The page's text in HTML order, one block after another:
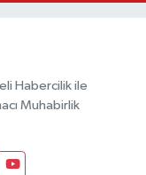
Habercilik ile
Muhabirlik